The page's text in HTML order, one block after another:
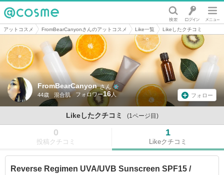
@cosme
アットコスメ FromBearCanyonさんのアットコスメ Like一覧 Likeしたクチコミ
FromBearCanyon さん
44歳 混合肌 16 フォロー
Likeしたクチコミ (1ページ目)
0
投稿クチコミ
1
Likeクチコミ
Reverse Regimen UVA/UVB Sunscreen SPF15 /